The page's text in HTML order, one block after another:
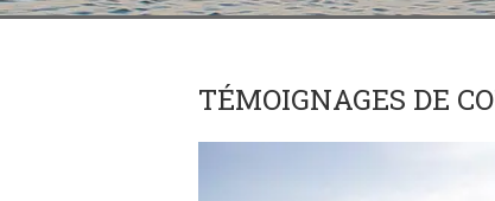
TÉMOIGNAGES DE